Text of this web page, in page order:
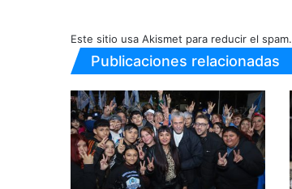
Este sitio usa Akismet para reducir el spam.
Publicaciones relacionadas